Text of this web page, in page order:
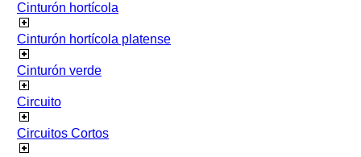
Cinturón hortícola
Cinturón hortícola platense
Cinturón verde
Circuito
Circuitos Cortos